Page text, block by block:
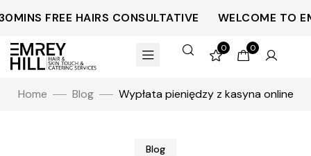
FREE HAIRS CONSULTATIVE WELCOME TO
0 0
Home Blog Wypłata pieniędzy z kasyna online
Blog